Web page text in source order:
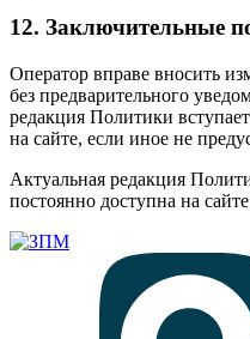
12. Заключительные
Оператор вправе вносить
без предварительного
редакция Политики
на сайте, если иное не
Актуальная редакция
постоянно доступна на